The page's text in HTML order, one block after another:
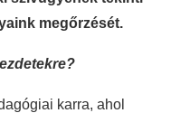
megőrzését.
karra, ahol